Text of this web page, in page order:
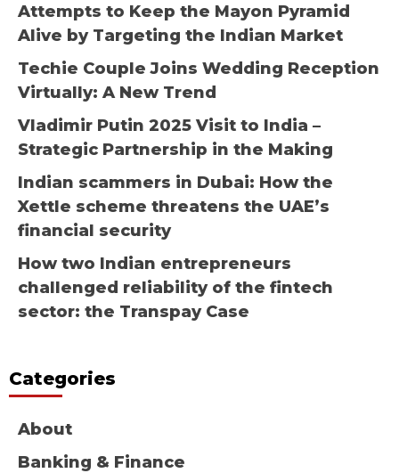
Attempts to Keep the Mayon Pyramid
Alive by Targeting the Indian Market
Techie Couple Joins Wedding Reception
Virtually: A New Trend
Vladimir Putin 2025 Visit to India –
Strategic Partnership in the Making
Indian scammers in Dubai: How the
Xettle scheme threatens the UAE’s
financial security
How two Indian entrepreneurs
challenged reliability of the fintech
sector: the Transpay Case
Categories
About
Banking & Finance